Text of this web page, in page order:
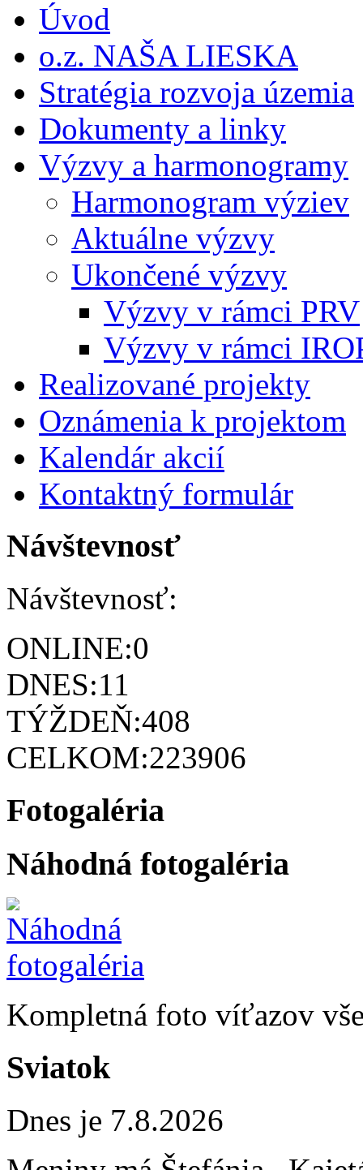
Úvod
o.z. NAŠA LIESKA
Stratégia rozvoja územia
Dokumenty a linky
Výzvy a harmonogramy
Harmonogram výziev
Aktuálne výzvy
Ukončené výzvy
Výzvy v rámci PRV
Výzvy v rámci
Realizované projekty
Oznámenia k projektom
Kalendár akcií
Kontaktný formulár
Návštevnosť
Návštevnosť:
ONLINE:0
DNES:11
TÝŽDEŇ:408
CELKOM:223906
Fotogaléria
Náhodná fotogaléria
Kompletná foto víťazov
Sviatok
Dnes je 7.8.2026